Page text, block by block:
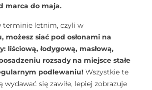
marca do maja.
terminie letnim, czyli w
możesz siać pod osłonami na
liściową, łodygową, masłową,
rozsady na miejsce stałe
podlewaniu! Wszystkie te
się zawiłe, lepiej zobrazuje